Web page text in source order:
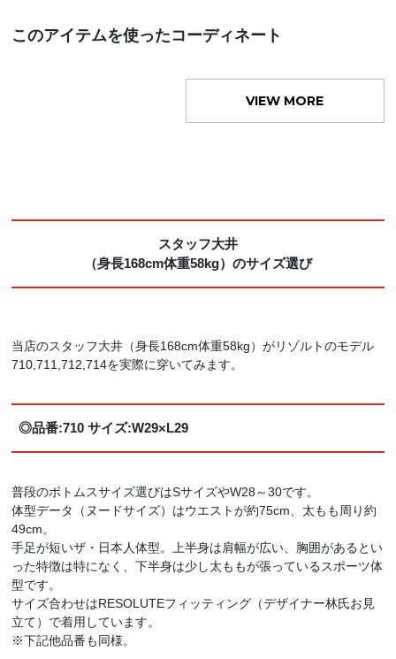
このアイテムを使ったコーディネート
VIEW MORE
スタッフ大井
（身長168cm体重58kg）のサイズ選び
当店のスタッフ大井（身長168cm体重58kg）がリゾルトのモデル
710,711,712,714を実際に穿いてみます。
◎品番:710 サイズ:W29×L29
普段のボトムスサイズ選びはSサイズやW28～30です。
体型データ（ヌードサイズ）はウエストが約75cm、太もも周り約
49cm。
手足が短いザ・日本人体型。上半身は肩幅が広い、胸囲があるとい
った特徴は特になく、下半身は少し太ももが張っているスポーツ体
型です。
サイズ合わせはRESOLUTEフィッティング（デザイナー林氏お見
立て）で着用しています。
※下記他品番も同様。